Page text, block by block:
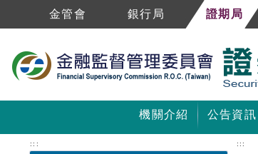
跳到主要內容區塊
金管會 銀行局 證期局
機關介紹 公告資訊
::: :::